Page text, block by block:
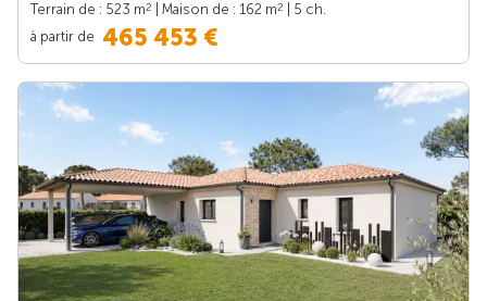
Terrain de : 523 m2 | Maison de : 162 m2
| 5 ch.
à partir de 465 453 €